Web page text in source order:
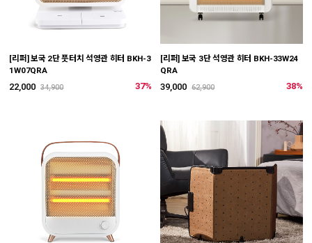
[리퍼] 보국 2단 풋터치 석영관 히터 BKH-3
1W07QRA
22,000 34,900 37%
[리퍼] 보국 3단 석영관 히터 BKH-33W24
QRA
39,000 62,900 38%